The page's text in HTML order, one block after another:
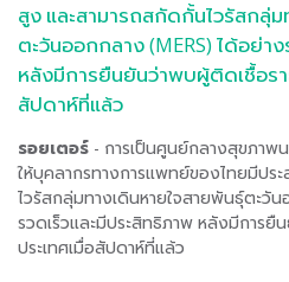
สูง และสามารถสกัดกั้นไวรัสกลุ่
ตะวันออกกลาง (MERS) ได้อย่า
หลังมีการยืนยันว่าพบผู้ติดเชื้อรา
สัปดาห์ที่แล้ว
รอยเตอร์ - การเป็นศูนย์กลางสุขภาพ
ให้บุคลากรทางการแพทย์ของไทยมีปร
ไวรัสกลุ่มทางเดินหายใจสายพันธุ์ตะวั
รวดเร็วและมีประสิทธิภาพ หลังมีการ
ประเทศเมื่อสัปดาห์ที่แล้ว